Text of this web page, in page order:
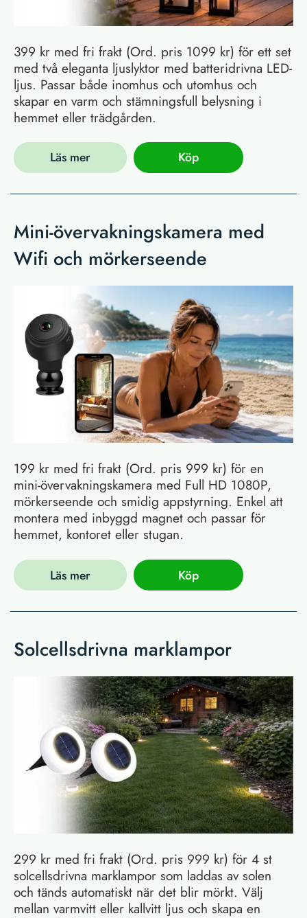
399 kr med fri frakt (Ord. pris 1099 kr) för ett set
med två eleganta ljuslyktor med batteridrivna LED-
ljus. Passar både inomhus och utomhus och
skapar en varm och stämningsfull belysning i
hemmet eller trädgården.
Läs mer Köp
Mini-övervakningskamera med
Wifi och mörkerseende
199 kr med fri frakt (Ord. pris 999 kr) för en
mini-övervakningskamera med Full HD 1080P,
mörkerseende och smidig appstyrning. Enkel att
montera med inbyggd magnet och passar för
hemmet, kontoret eller stugan.
Läs mer Köp
Solcellsdrivna marklampor
299 kr med fri frakt (Ord. pris 999 kr) för 4 st
solcellsdrivna marklampor som laddas av solen
och tänds automatiskt när det blir mörkt. Välj
mellan varmvitt eller kallvitt ljus och skapa en